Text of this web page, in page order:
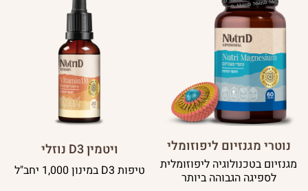
נוטרי מגנזיום ליפוזומלי
מגנזיום בטכנולוגיה ליפוזומלית
לספיגה הגבוהה ביותר
ויטמין D3 נוזלי
טיפות D3 במינון 1,000 יחב"ל